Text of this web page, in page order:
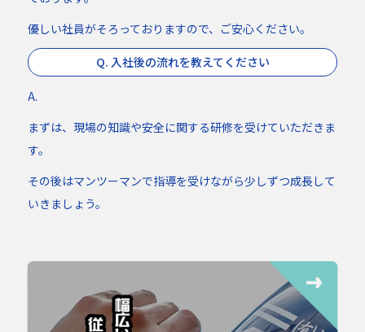
優しい社員がそろっておりますので、ご安心ください。
Q. 入社後の流れを教えてください
A.
まずは、現場の知識や安全に関する研修を受けていただきま
す。
その後はマンツーマンで指導を受けながら少しずつ成長して
いきましょう。